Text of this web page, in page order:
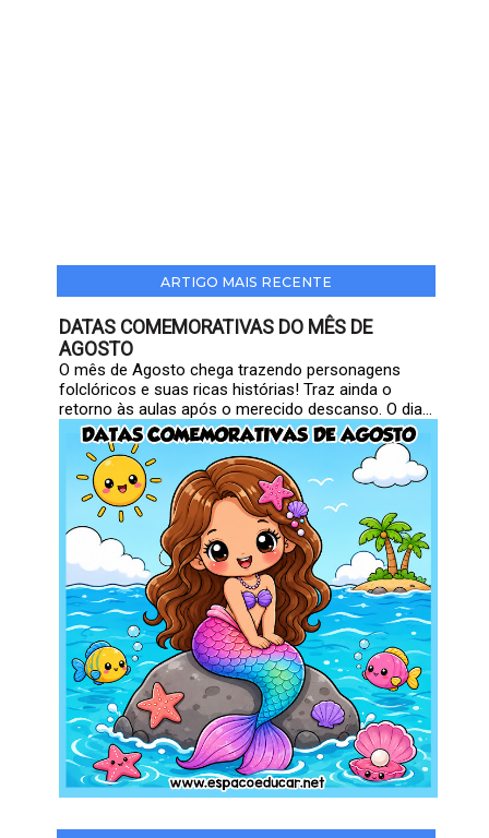
ARTIGO MAIS RECENTE
DATAS COMEMORATIVAS DO MÊS DE
AGOSTO
O mês de Agosto chega trazendo personagens
folclóricos e suas ricas histórias! Traz ainda o
retorno às aulas após o merecido descanso. O dia...